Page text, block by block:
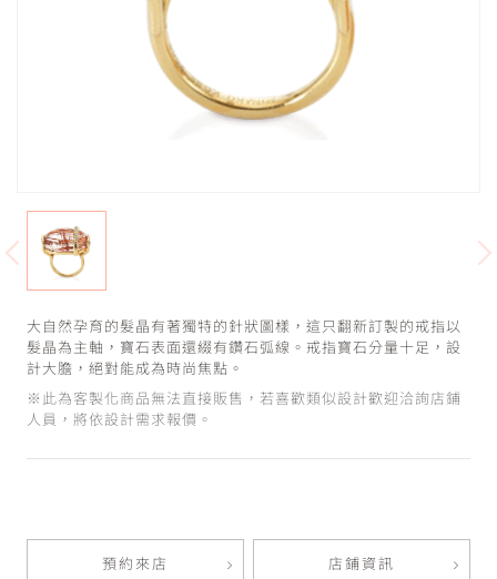
大自然孕育的髮晶有著獨特的針狀圖樣，這只翻新訂製的戒指以
髮晶為主軸，寶石表面還綴有鑽石弧線。戒指寶石分量十足，設
計大膽，絕對能成為時尚焦點。
※此為客製化商品無法直接販售，若喜歡類似設計歡迎洽詢店鋪
人員，將依設計需求報價。
預約來店 店鋪資訊